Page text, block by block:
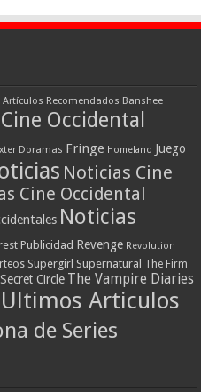
Artículos Recomendados Banshee
Cine Occidental
Doramas Fringe Homeland Juego
Noticias Cine
Cine Occidental
Noticias
Publicidad Revenge Revolution
Supergirl Supernatural The Firm
Circle The Vampire Diaries
Ultimos Articulos
de Series